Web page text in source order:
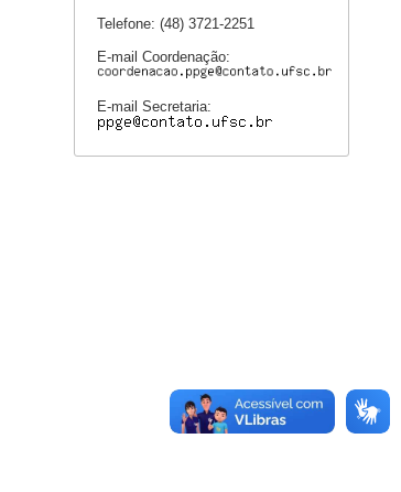
Telefone: (48) 3721-2251
E-mail Coordenação:
E-mail Secretaria: